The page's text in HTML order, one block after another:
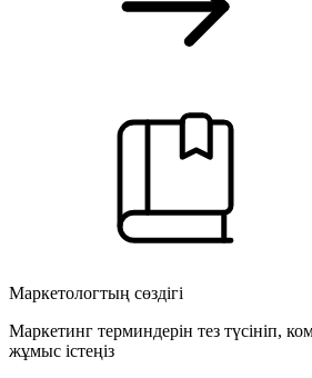
Маркетологтың сөздігі
Маркетинг терминдерін тез түсініп,
жұмыс істеңіз